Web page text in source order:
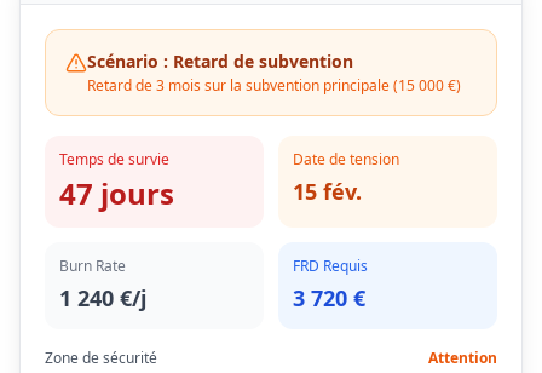
Scénario : Retard de subvention
Retard de 3 mois sur la subvention principale (15 000 €)
Temps de survie
47 jours
Date de tension
15 fév.
Burn Rate
1 240 €/j
FRD Requis
3 720 €
Zone de sécurité Attention